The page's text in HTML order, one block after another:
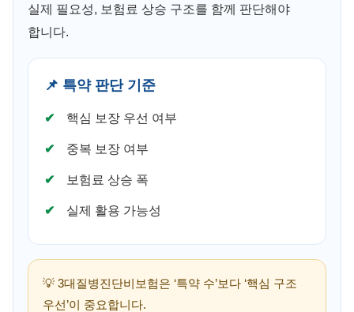
실제 필요성, 보험료 상승 구조를 함께 판단해야
합니다.
📌 특약 판단 기준
핵심 보장 우선 여부
중복 보장 여부
보험료 상승 폭
실제 활용 가능성
💡 3대질병진단비보험은 ‘특약 수’보다 ‘핵심 구조
우선’이 중요합니다.